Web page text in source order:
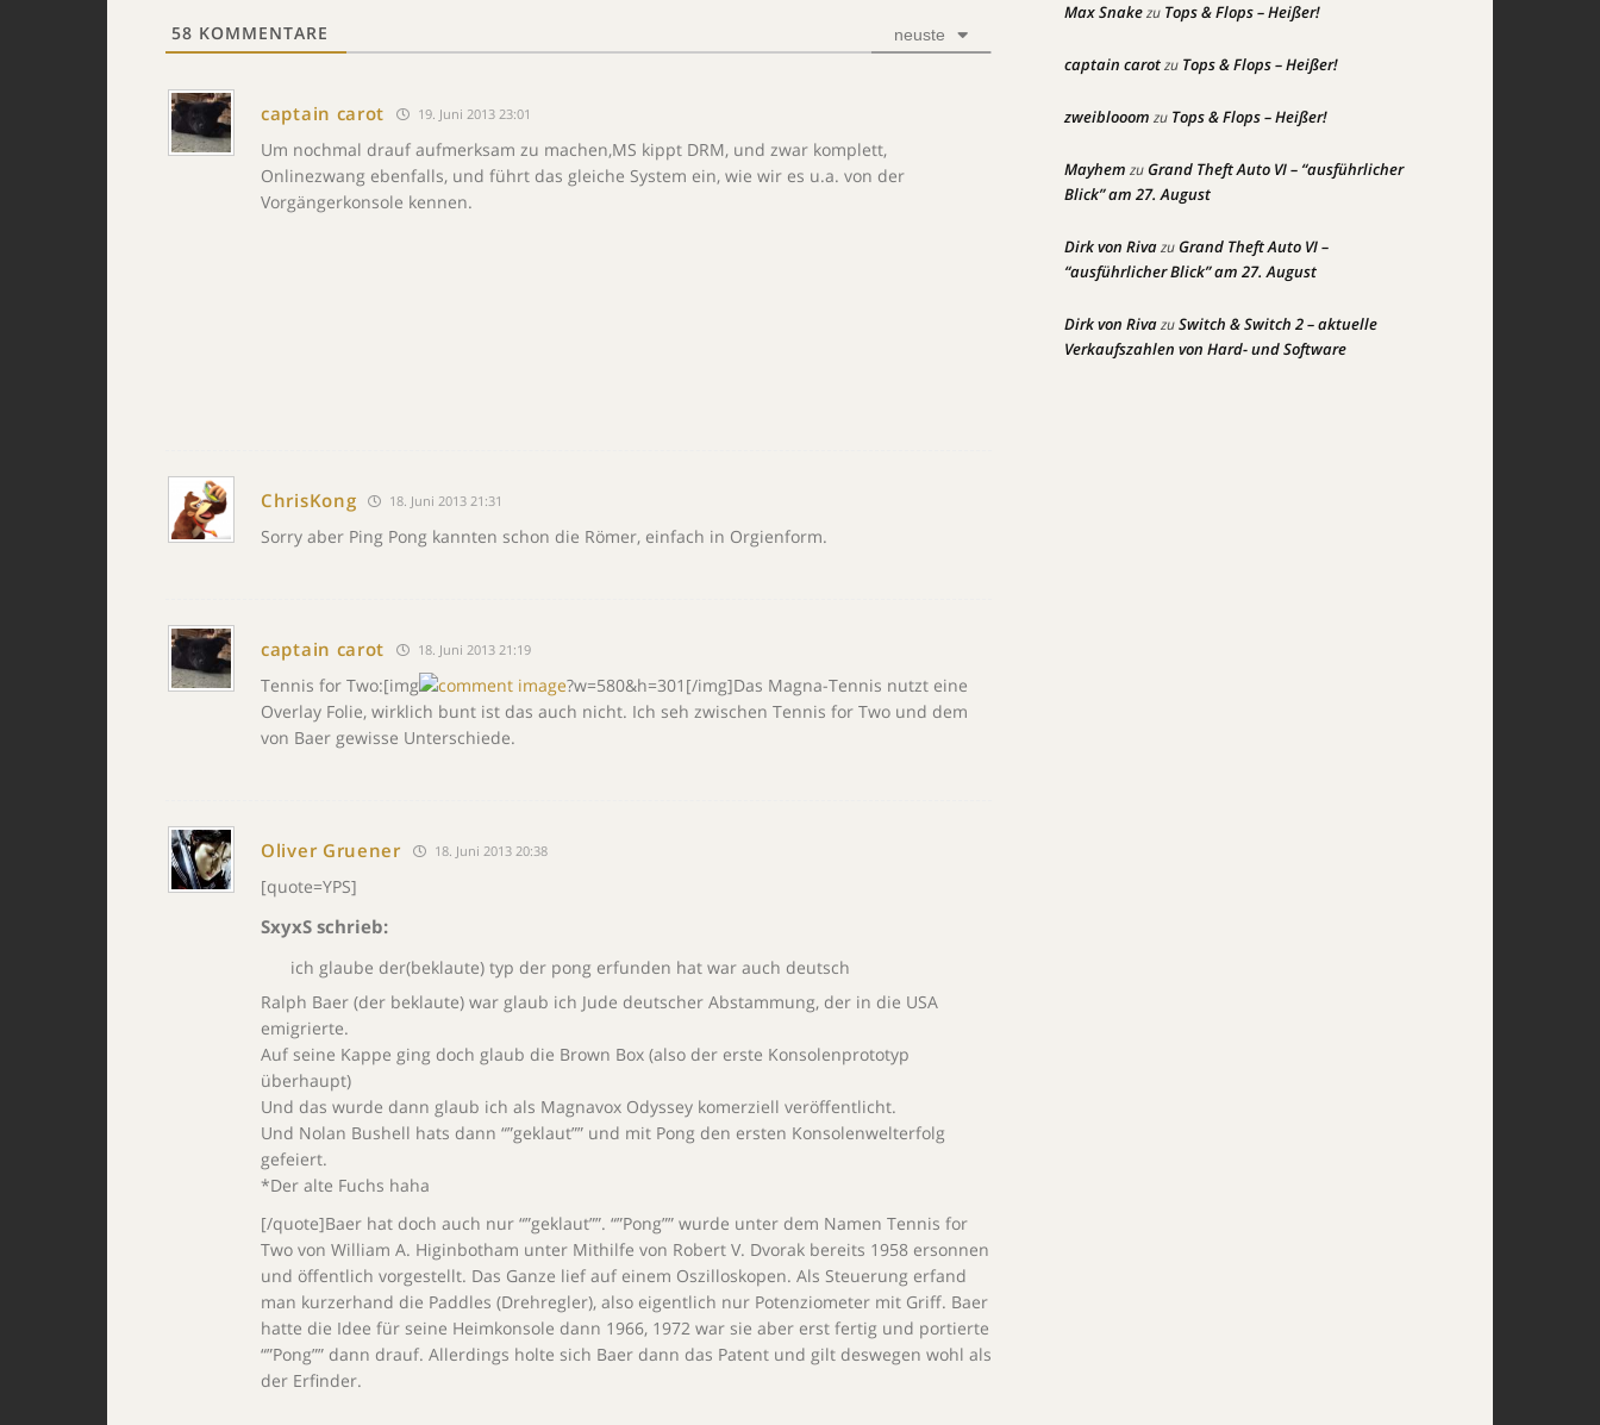
58 KOMMENTARE neuste
captain carot 19. Juni 2013 23:01
Um nochmal drauf aufmerksam zu machen,MS kippt DRM, und zwar komplett,
Onlinezwang ebenfalls, und führt das gleiche System ein, wie wir es u.a. von der
Vorgängerkonsole kennen.
ChrisKong 18. Juni 2013 21:31
Sorry aber Ping Pong kannten schon die Römer, einfach in Orgienform.
captain carot 18. Juni 2013 21:19
Tennis for Two:[img
?w=580&h=301[/img]Das Magna-Tennis nutzt eine
Overlay Folie, wirklich bunt ist das auch nicht. Ich seh zwischen Tennis for Two und dem
von Baer gewisse Unterschiede.
Oliver Gruener 18. Juni 2013 20:38
[quote=YPS]
SxyxS schrieb:
ich glaube der(beklaute) typ der pong erfunden hat war auch deutsch
Ralph Baer (der beklaute) war glaub ich Jude deutscher Abstammung, der in die USA
emigrierte.
Auf seine Kappe ging doch glaub die Brown Box (also der erste Konsolenprototyp
überhaupt)
Und das wurde dann glaub ich als Magnavox Odyssey komerziell veröffentlicht.
Und Nolan Bushell hats dann “”geklaut”” und mit Pong den ersten Konsolenwelterfolg
gefeiert.
*Der alte Fuchs haha
[/quote]Baer hat doch auch nur “”geklaut””. “”Pong”” wurde unter dem Namen Tennis for
Two von William A. Higinbotham unter Mithilfe von Robert V. Dvorak bereits 1958 ersonnen
und öffentlich vorgestellt. Das Ganze lief auf einem Oszilloskopen. Als Steuerung erfand
man kurzerhand die Paddles (Drehregler), also eigentlich nur Potenziometer mit Griff. Baer
hatte die Idee für seine Heimkonsole dann 1966, 1972 war sie aber erst fertig und portierte
“”Pong”” dann drauf. Allerdings holte sich Baer dann das Patent und gilt deswegen wohl als
der Erfinder.
Max Snakezu Tops & Flops – Heißer!
captain carotzu Tops & Flops – Heißer!
zweiblooom zu Tops & Flops – Heißer!
Mayhem zuGrand Theft Auto VI – “ausführlicher
Blick” am 27. August
Dirk von RivazuGrand Theft Auto VI –
“ausführlicher Blick” am 27. August
Dirk von RivazuSwitch & Switch 2 – aktuelle
Verkaufszahlen von Hard- und Software